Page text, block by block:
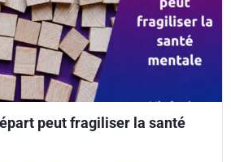
peut fragiliser la santé